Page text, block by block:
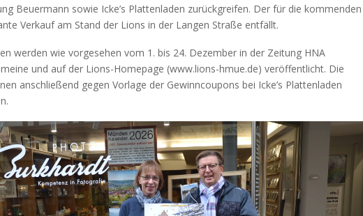
Beuermann sowie Icke’s Plattenladen zurückgreifen. Der für die kommenden
Verkauf am Stand der Lions in der Langen Straße entfällt.
werden wie vorgesehen vom 1. bis 24. Dezember in der Zeitung HNA
und auf der Lions-Homepage (www.lions-hmue.de) veröffentlicht. Die
anschließend gegen Vorlage der Gewinncoupons bei Icke’s Plattenladen